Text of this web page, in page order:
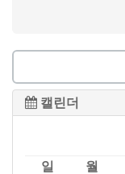
캘린더
일 월